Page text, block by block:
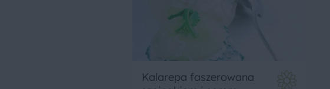
Kalarepa faszerowana